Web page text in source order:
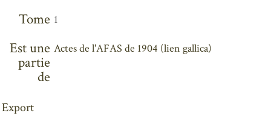
Tome 1
Est une
partie
de
Actes de l'AFAS de 1904 (lien gallica)
Export